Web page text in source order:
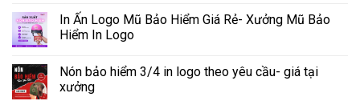
In Ấn Logo Mũ Bảo Hiểm Giá Rẻ- Xưởng Mũ Bảo
Hiểm In Logo
Nón bảo hiểm 3/4 in logo theo yêu cầu- giá tại
xưởng